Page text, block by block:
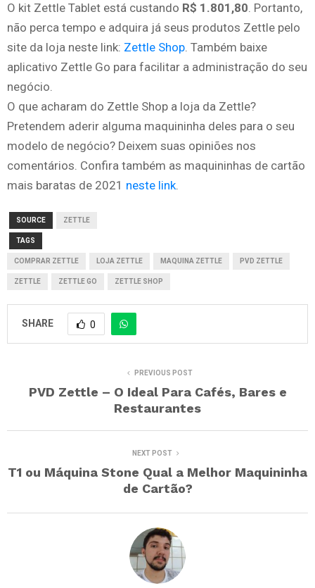
O kit Zettle Tablet está custando R$ 1.801,80. Portanto,
não perca tempo e adquira já seus produtos Zettle pelo
site da loja neste link: Zettle Shop. Também baixe
aplicativo Zettle Go para facilitar a administração do seu
negócio.
O que acharam do Zettle Shop a loja da Zettle?
Pretendem aderir alguma maquininha deles para o seu
modelo de negócio? Deixem suas opiniões nos
comentários. Confira também as maquininhas de cartão
mais baratas de 2021 neste link.
SOURCE ZETTLE
TAGS
COMPRAR ZETTLE LOJA ZETTLE MAQUINA ZETTLE PVD ZETTLE
ZETTLE ZETTLE GO ZETTLE SHOP
SHARE 0
PREVIOUS POST
PVD Zettle – O Ideal Para Cafés, Bares e
Restaurantes
NEXT POST
T1 ou Máquina Stone Qual a Melhor Maquininha
de Cartão?